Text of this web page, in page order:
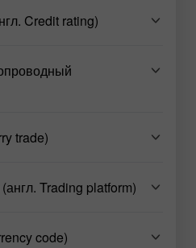
Credit rating)
trade)
Trading platform)
code)